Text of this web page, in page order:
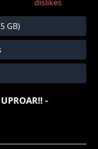
dislikes
GB)
-